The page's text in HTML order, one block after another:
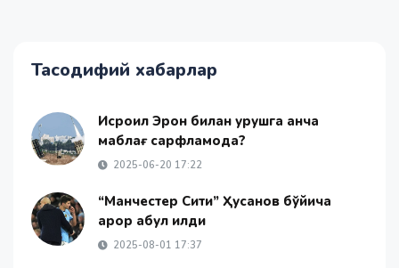
Тасодифий хабарлар
Исроил Эрон билан урушга қанча
маблағ сарфламоқда?
2025-06-20 17:22
“Манчестер Сити” Ҳусанов бўйича
қарор қабул қилди
2025-08-01 17:37